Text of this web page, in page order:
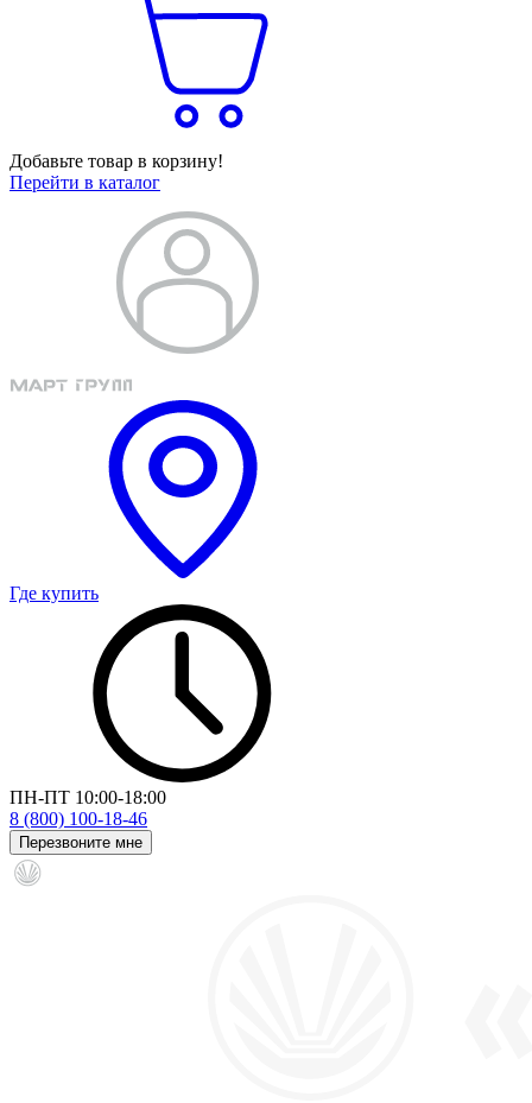
Добавьте товар в корзину!
Перейти в каталог
Где купить
ПН-ПТ 10:00-18:00
8 (800) 100-18-46
Перезвоните мне